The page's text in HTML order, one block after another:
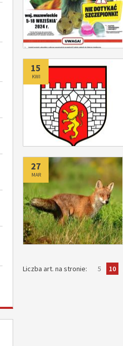
Dodano
15
KWI
Dodano
27
MAR
Liczba art. na stronie pokaż
5 10